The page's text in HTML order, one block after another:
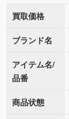
特集記事
買取価格
ブランド名
アイテム名/
品番
商品状態